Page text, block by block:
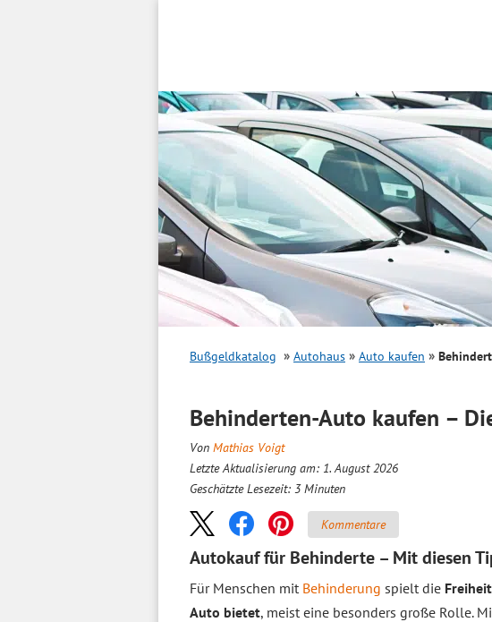
Bußgeldkatalog Autohaus Auto kaufen
Behinderten-Auto kaufen –
Von Mathias Voigt
Letzte Aktualisierung am: 1. August 2026
Geschätzte Lesezeit: 3 Minuten
Kommentare
Autokauf für Behinderte – Mit diesen
Für Menschen mit Behinderung spielt die
Auto bietet, meist eine besonders große Rolle.